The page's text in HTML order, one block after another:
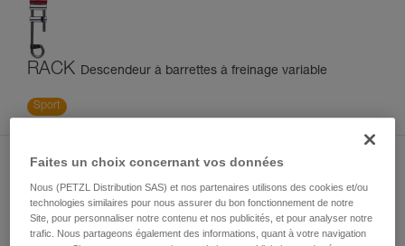
RACK Descendeur à barrettes à freinage variable
Sport
Faites un choix concernant vos données
Nous (PETZL Distribution SAS) et nos partenaires utilisons des cookies et/ou
technologies similaires pour nous assurer du bon fonctionnement de notre
Site, pour personnaliser notre contenu et nos publicités, et pour analyser notre
trafic. Nous partageons également des informations, quant à votre navigation